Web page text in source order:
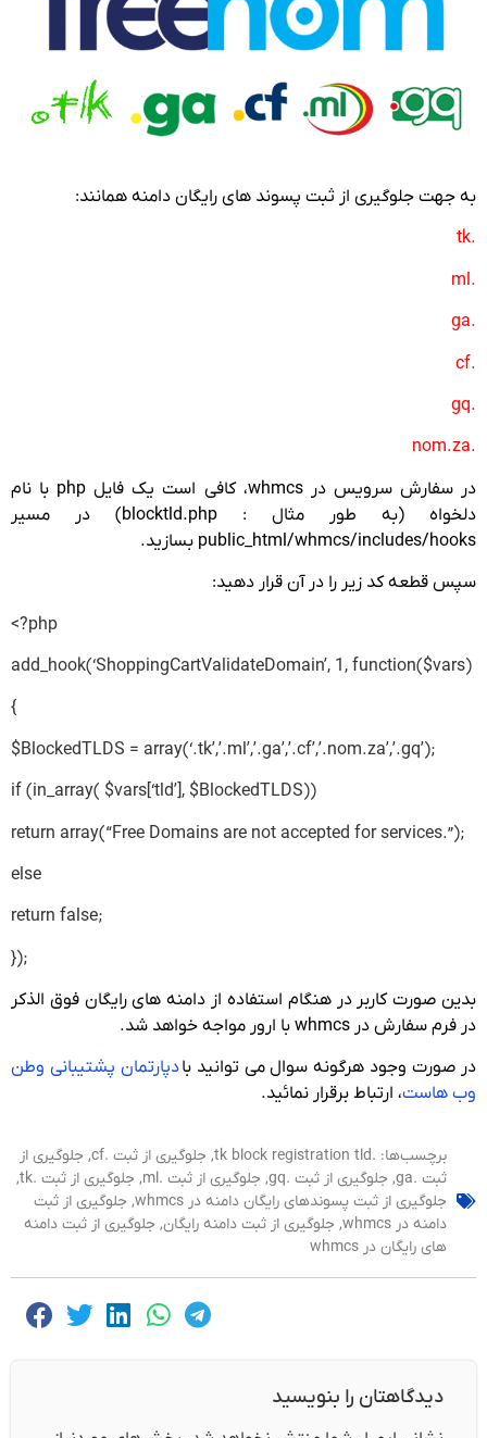
به جهت جلوگیری از ثبت پسوند های رایگان دامنه همانند:
.tk
.ml
.ga
.cf
.gq
.nom.za
در سفارش سرویس در whmcs، کافی است یک فایل php با نام
دلخواه (به طور مثال : blocktld.php) در مسیر
public_html/whmcs/includes/hooks بسازید.
سپس قطعه کد زیر را در آن قرار دهید:
<?php
add_hook(‘ShoppingCartValidateDomain’, 1, function($vars)
{
$BlockedTLDS = array(‘.tk’,’.ml’,’.ga’,’.cf’,’.nom.za’,’.gq’);
if (in_array( $vars[‘tld’], $BlockedTLDS))
return array(“Free Domains are not accepted for services.”);
else
return false;
});
بدین صورت کاربر در هنگام استفاده از دامنه های رایگان فوق الذکر
در فرم سفارش در whmcs با ارور مواجه خواهد شد.
در صورت وجود هرگونه سوال می توانید بادپارتمان پشتیبانی وطن
وب هاست، ارتباط برقرار نمائید.
برچسب‌ها: .tk block registration tld
, جلوگیری از ثبت .cf , جلوگیری از
ثبت .ga
, جلوگیری از ثبت .gq , جلوگیری از ثبت .ml , جلوگیری از ثبت .tk
,
جلوگیری از ثبت پسوندهای رایگان دامنه در whmcs
, جلوگیری از ثبت
دامنه در whmcs
, جلوگیری از ثبت دامنه رایگان, جلوگیری از ثبت دامنه
های رایگان در whmcs
دیدگاهتان را بنویسید